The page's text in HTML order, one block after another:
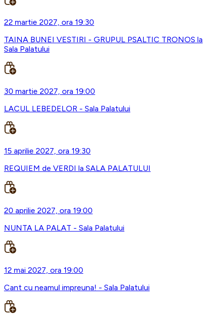
22 martie 2027, ora 19:30
TAINA BUNEI VESTIRI - GRUPUL PSALTIC TRONOS la
Sala Palatului
30 martie 2027, ora 19:00
LACUL LEBEDELOR - Sala Palatului
15 aprilie 2027, ora 19:30
REQUIEM de VERDI la SALA PALATULUI
20 aprilie 2027, ora 19:00
NUNTA LA PALAT - Sala Palatului
12 mai 2027, ora 19:00
Cant cu neamul impreuna! - Sala Palatului